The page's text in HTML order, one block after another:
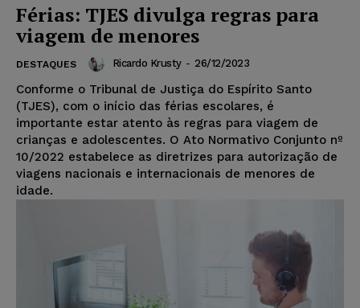
Férias: TJES divulga regras para
viagem de menores
DESTAQUES Ricardo Krusty - 26/12/2023
Conforme o Tribunal de Justiça do Espírito Santo
(TJES), com o início das férias escolares, é
importante estar atento às regras para viagem de
crianças e adolescentes. O Ato Normativo Conjunto nº
10/2022 estabelece as diretrizes para autorização de
viagens nacionais e internacionais de menores de
idade.